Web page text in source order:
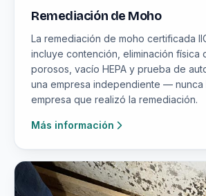
Remediación de Moho
La remediación de moho certificada
incluye contención, eliminación física
porosos, vacío HEPA y prueba de
una empresa independiente — nunca
empresa que realizó la remediación.
Más información